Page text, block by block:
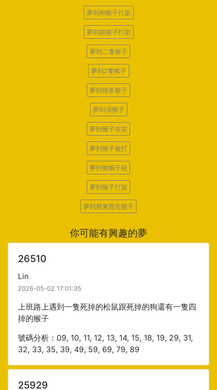
夢到和猴子打架
夢到跟猴子打架
夢到二隻猴子
夢到2隻猴子
夢到很多猴子
夢到演猴子
夢到猴子在笑
夢到猴子被打
夢到被猴子咬
夢到猴子打架
夢到用東西丟猴子
你可能有興趣的夢
26510
Lin
2026-05-02 17:01:35
上班路上遇到一隻死掉的松鼠跟死掉的狗還有一隻四
掉的猴子
號碼分析：09, 10, 11, 12, 13, 14, 15, 18, 19, 29, 31,
32, 33, 35, 39, 49, 59, 69, 79, 89
25929